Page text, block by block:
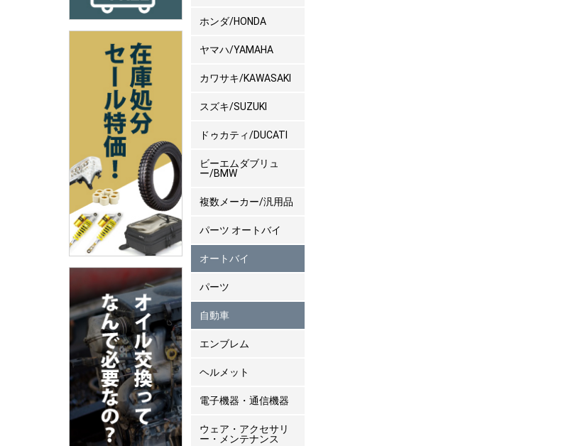
ホンダ/HONDA
ヤマハ/YAMAHA
カワサキ/KAWASAKI
スズキ/SUZUKI
ドゥカティ/DUCATI
ビーエムダブリュ
ー/BMW
複数メーカー/汎用品
パーツ オートバイ
オートバイ
パーツ
自動車
エンブレム
ヘルメット
電子機器・通信機器
ウェア・アクセサリ
ー・メンテナンス